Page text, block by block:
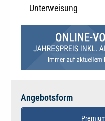
Unterweisung
Angebotsform